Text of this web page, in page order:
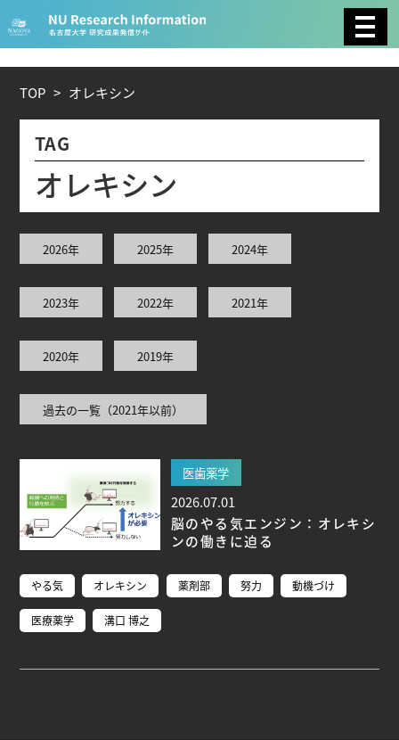
CATEGORY
環境学
工学 情報学 数物系科学
人文学
理学研究科 (221) 工学研究科 (211)
(177)
生命農学研究科 (116)
ブ生命分子研究所 (75)
報学研究科 (47)
植物 (33) 機械学習 (31)
生物機能開発利用研究センター (24)
境医学研究所 (23)
進化 (23)
宇宙 (21)
創薬科学研究科 (20)
シロイヌナズ
ナ (19)
オーロラ (17)
Research VIDEOS
TOP > オレキシン
TAG
オ レキシン
2026年 2025年 2024年
2023年 2022年 2021年
2020年 2019年
過去の一覧（2021年以前）
医歯薬学
2026.07.01
脳のやる気エンジン：オレキシ
ンの働きに迫る
やる気 オレキシン 薬剤部 努力 動機づけ
医療薬学 溝口 博之